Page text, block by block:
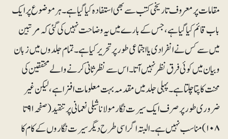
مقامات پر معروف تاریخی کتب سے بھی استفادہ کیا گیا ہے۔ ہر موضوع پر ایک
باب قائم کیا گیاہے، جس کے بارے میں یہ وضاحت نہیں کی گئی کہ مر تبین
میں سے کس نے انفرادی یا اجتماعی طور پر تحریر کیاہے ۔ تمام جلدوں میں زبان
وبیان میں کوئی فرق نظر نہیں آتا۔ اس سے نظر ثانی کرنے والے محققین کی
محنت کا پتا چلتا ہے ۔ پہلی جلد میں مقدمہ بہت معلومات افزا ہے، لیکن غیر
ضروری طور پر صرف ایک سیرت نگار مولانا شبلی نعمانی پر تنقید (صفحہ ۹۱تا
۱۰۸) مناسب نہیں ہے۔ البتہ اگر اسی طرح دیگر سیرت نگاروں کے کام کا